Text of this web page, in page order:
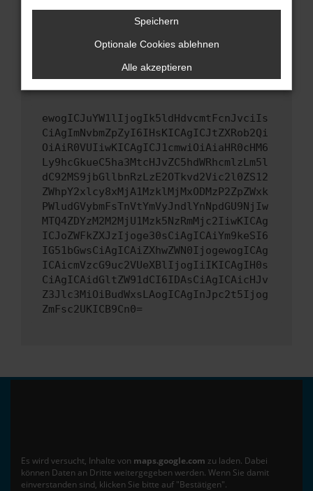
Wende dich an den Webseitenbetreiber.
Wenn du alle oben genannten Schritte versucht
hast, kontaktiere uns bitte. Wir werden
versuchen, das Problem zu beheben. Du kannst
uns diesen Text schicken, um uns bei der
ewogICJuYW1lIjogIk5ldHdvcmtFcnJvciIs
CiAgImNvbmZpZyI6IHsKICAgICJtZXRob2Qi
OiAiR0VUIiwKICAgICJ1cmwiOiAiaHR0cHM6
Ly9hcGkueC5ha3MtcHJvZC5hdWRhcmlzLm5l
dC92MS9jbGllbnRzLzE2OTkvd2Vic2l0ZS12
ZWhpY2xlcy8xMjA1MzklMjMxODMzP2ZpZWxk
PWludGVybmFsTnVtYmVyJndlYnNpdGU9NjIw
MTQ4ZDYzM2M2MjU1Mzk5NzRmMjc2IiwKICAg
ICJoZWFkZXJzIjoge30sCiAgICAiYm9keSI6
IG51bGwsCiAgICAiZXhwZWN0IjogewogICAg
ICAicmVzcG9uc2VUeXBlIjogIiIKICAgIH0s
CiAgICAidGltZW91dCI6IDAsCiAgICAicHJv
Z3Jlc3MiOiBudWxsLAogICAgInJpc2t5Ijog
ZmFsc2UKICB9Cn0=
Es wird versucht, Inhalte von maps.google.com zu laden. Dabei
können Daten an Dritte weitergegeben werden. Wenn Sie damit
einverstanden sind, klicken Sie bitte auf "Bestätigen".
Speichern
Optionale Cookies ablehnen
Alle akzeptieren